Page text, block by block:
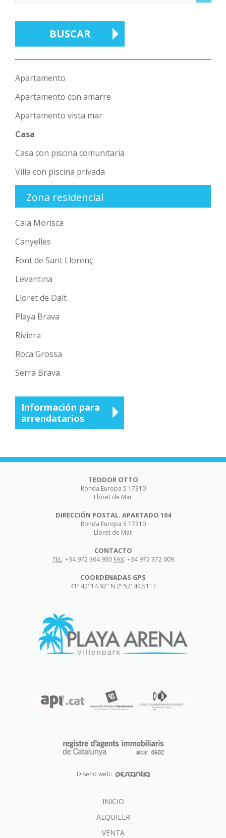
Apartamento
Apartamento con amarre
Apartamento vista mar
Casa
Casa con piscina comunitaria
Villa con piscina privada
Zona residencial
Cala Morisca
Canyelles
Font de Sant Llorenç
Levantina
Lloret de Dalt
Playa Brava
Riviera
Roca Grossa
Serra Brava
Información para
arrendatarios
TEODOR OTTO
Ronda Europa 5 17310
Lloret de Mar
DIRECCIÓN POSTAL. APARTADO 104
Ronda Europa 5 17310
Lloret de Mar
CONTACTO
TEL: +34 972 364 930 FAX: +34 972 372 009
COORDENADAS GPS
41º 42' 14.92" N 2º 52' 44.51" E
Diseño web:
INICIO
ALQUILER
VENTA